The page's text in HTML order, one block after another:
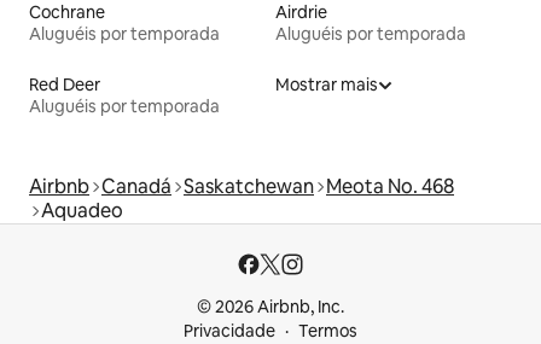
Cochrane
Aluguéis por temporada
Airdrie
Aluguéis por temporada
Red Deer
Aluguéis por temporada
Mostrar mais
Airbnb Canadá Saskatchewan Meota No. 468
Aquadeo
© 2026 Airbnb, Inc.
Privacidade
Termos